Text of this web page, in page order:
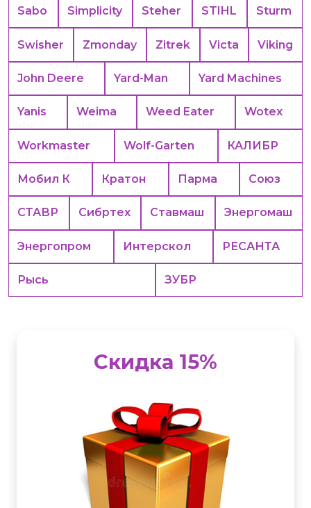
Sabo Simplicity Steher STIHL Sturm
Swisher Zmonday Zitrek Victa Viking
John Deere Yard-Man Yard Machines
Yanis Weima Weed Eater Wotex
Workmaster Wolf-Garten КАЛИБР
Мобил К Кратон Парма Союз
СТАВР Сибртех Ставмаш Энергомаш
Энергопром Интерскол РЕСАНТА
Рысь ЗУБР
Скидка 15%